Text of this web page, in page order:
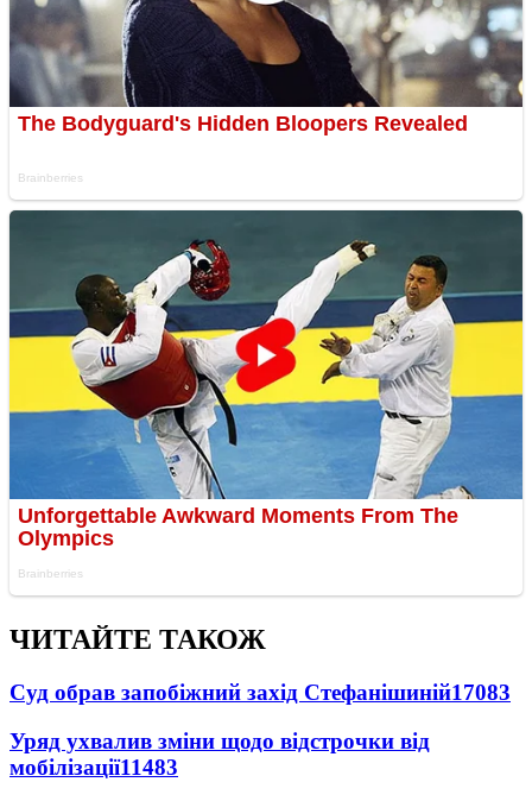
ЧИТАЙТЕ ТАКОЖ
Суд обрав запобіжний захід Стефанішиній17083
Уряд ухвалив зміни щодо відстрочки від
мобілізації11483